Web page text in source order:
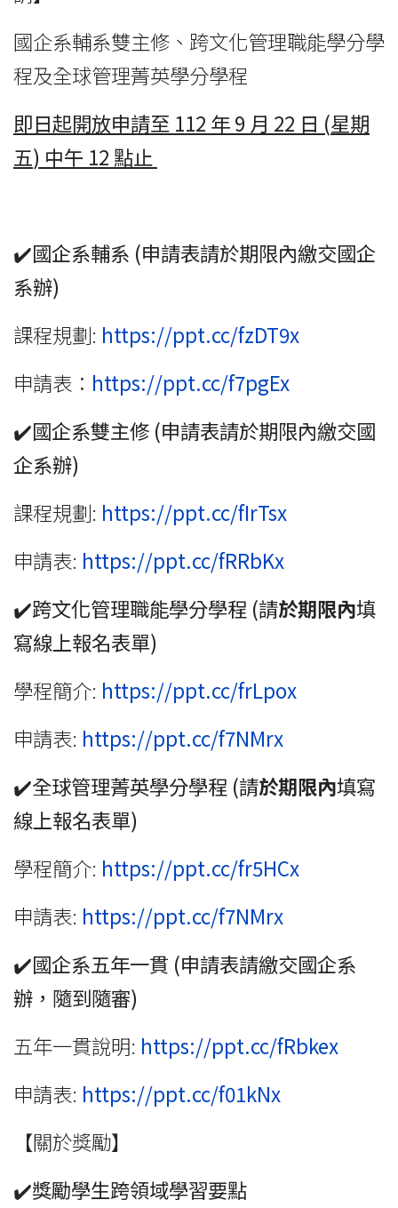
國企系輔系雙主修、跨文化管理職能學分學
程及全球管理菁英學分學程
即日起開放申請至 112 年9 月 22 日 (星期
五) 中午 12 點止
✔️國企系輔系 (申請表請於期限內繳交國企
系辦)
課程規劃: https://ppt.cc/fzDT9x
申請表： https://ppt.cc/f7pgEx
✔️國企系雙主修 (申請表請於期限內繳交國
企系辦)
課程規劃: https://ppt.cc/fIrTsx
申請表: https://ppt.cc/fRRbKx
✔️跨文化管理職能學分學程 (請於期限內填
寫線上報名表單)
學程簡介: https://ppt.cc/frLpox
申請表: https://ppt.cc/f7NMrx
✔️全球管理菁英學分學程 (請於期限內填寫
線上報名表單)
學程簡介: https://ppt.cc/fr5HCx
申請表: https://ppt.cc/f7NMrx
✔️國企系五年一貫 (申請表請繳交國企系
辦，隨到隨審)
五年一貫說明: https://ppt.cc/fRbkex
申請表: https://ppt.cc/f01kNx
【關於獎勵】
✔️獎勵學生跨領域學習要點